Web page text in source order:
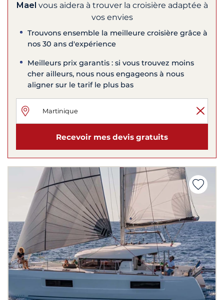
Mael vous aidera à trouver la croisière adaptée à
vos envies
Trouvons ensemble la meilleure croisière grâce à
nos 30 ans d'expérience
Meilleurs prix garantis : si vous trouvez moins
cher ailleurs, nous nous engageons à nous
aligner sur le tarif le plus bas
Recevoir mes devis gratuits